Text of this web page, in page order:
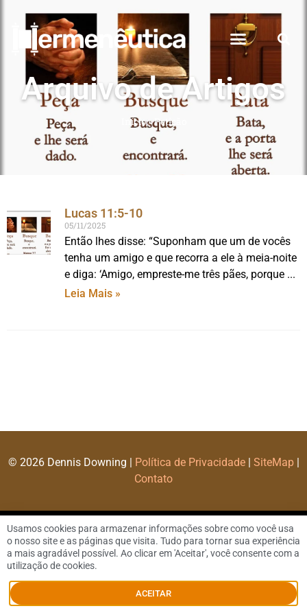
Arquivo de Artigos
Início»Petição
Lucas 11:5-10
05/11/2025
Então lhes disse: “Suponham que um de vocês
tenha um amigo e que recorra a ele à meia-noite
e diga: ‘Amigo, empreste-me três pães, porque
Leia Mais »
© 2026 Dennis Downing | Política de Privacidade| SiteMap|
Contato
Usamos cookies para armazenar informações sobre como você usa
o nosso site e as páginas que visita. Tudo para tornar sua experiência
a mais agradável possível. Ao clicar em 'Aceitar', você consente com a
utilização de cookies.
ACEITAR